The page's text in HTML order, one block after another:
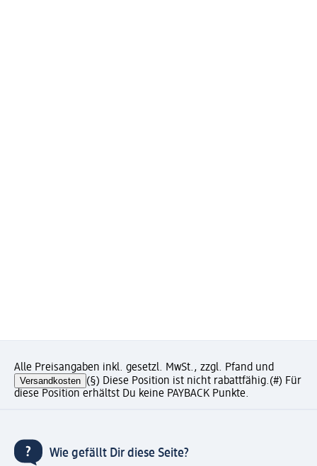
Alle Preisangaben inkl. gesetzl. MwSt., zzgl. Pfand und
Versandkosten (§) Diese Position ist nicht rabattfähig.(#) Für
diese Position erhältst Du keine PAYBACK Punkte.
Wie gefällt Dir diese Seite?